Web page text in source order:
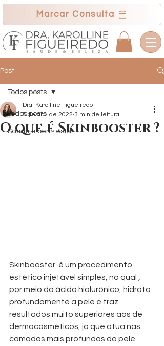
Marcar Consulta
Post
Todos posts
Saúde e bem-estar
Todos posts
O que é Skinbooster ?
Dra. Karolline Figueiredo
8 de abr. de 2022 3 min de leitura
Skinbooster  é um procedimento
estético injetável simples, no qual ,
por meio do ácido hialurônico, hidrata
profundamente a pele e traz
resultados muito superiores aos de
dermocosméticos, já que atua nas
camadas mais profundas da pele.